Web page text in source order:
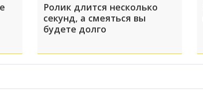
Ролик длится несколько
секунд, а смеяться вы
будете долго